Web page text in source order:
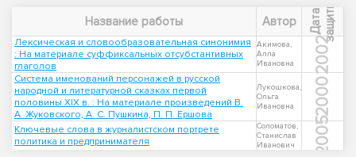
Название работы Автор Д
а
т
а
з
а
щ
и
т ы
Лексическая и словообразовательная синонимия
: На материале суффиксальных отсубстантивных
глаголов
Акимова,
Алла
Ивановна
2002
Система именований персонажей в русской
народной и литературной сказках первой
половины XIX в. : На материале произведений В.
А. Жуковского, А. С. Пушкина, П. П. Ершова
Лукошкова,
Ольга
Ивановна
2000
Ключевые слова в журналистском портрете
политика и предпринимателя
Соломатов,
Станислав
Иванович
2005